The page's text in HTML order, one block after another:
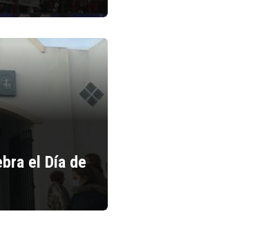
el Día de